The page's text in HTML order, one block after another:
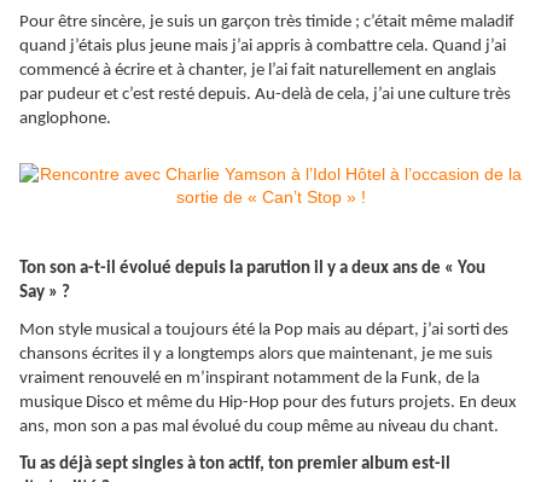
Pour être sincère, je suis un garçon très timide ; c’était même maladif
quand j’étais plus jeune mais j’ai appris à combattre cela. Quand j’ai
commencé à écrire et à chanter, je l’ai fait naturellement en anglais
par pudeur et c’est resté depuis. Au-delà de cela, j’ai une culture très
anglophone.
Ton son a-t-il évolué depuis la parution il y a deux ans de « You
Say » ?
Mon style musical a toujours été la Pop mais au départ, j’ai sorti des
chansons écrites il y a longtemps alors que maintenant, je me suis
vraiment renouvelé en m’inspirant notamment de la Funk, de la
musique Disco et même du Hip-Hop pour des futurs projets. En deux
ans, mon son a pas mal évolué du coup même au niveau du chant.
Tu as déjà sept singles à ton actif, ton premier album est-il